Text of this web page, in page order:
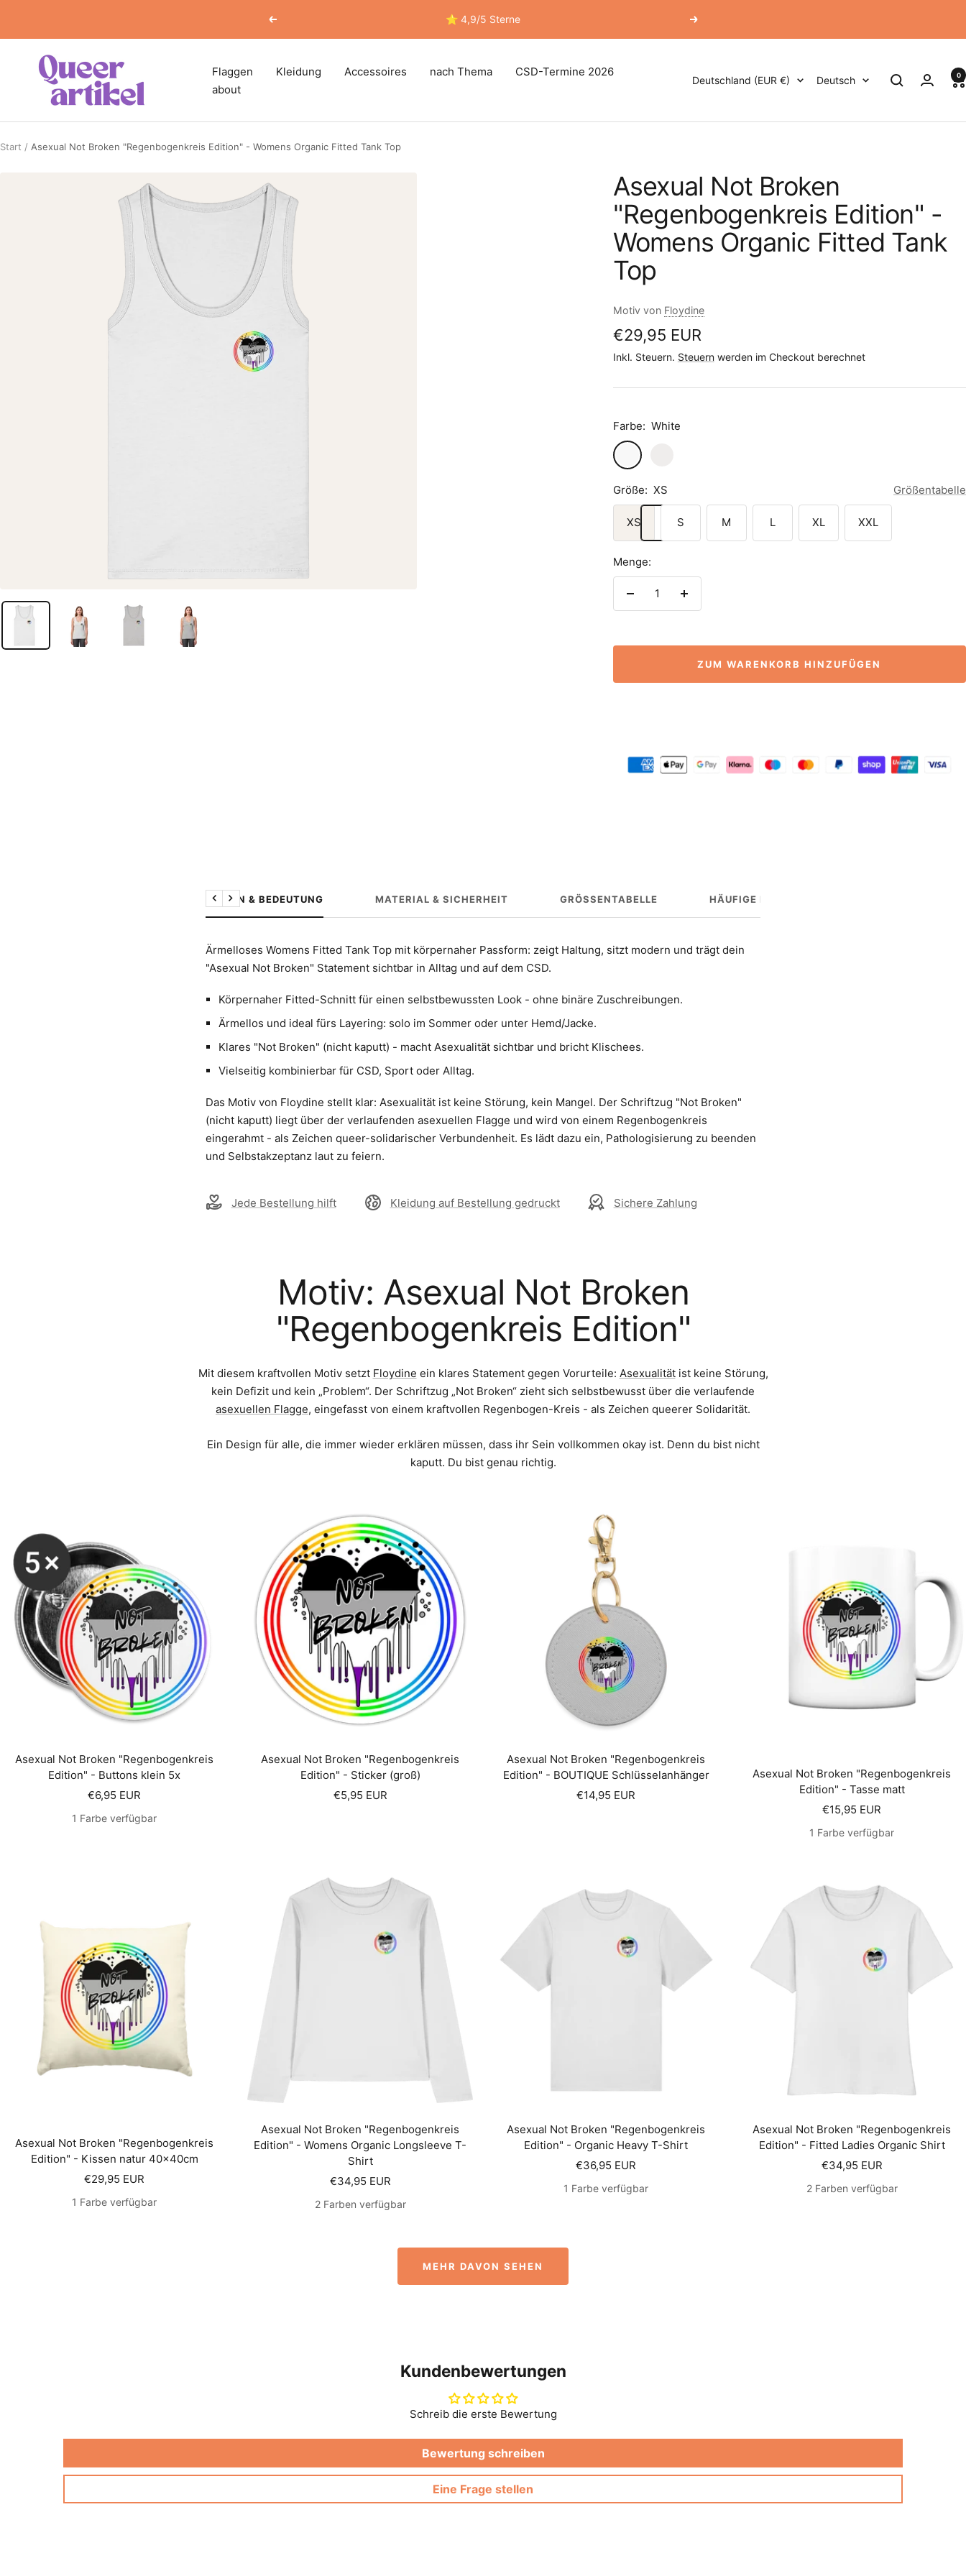
Zurück ⭐ 4,9/5 Sterne Weiter
Flaggen Kleidung Accessoires nach Thema
CSD-Termine 2026
about
Queerartikel
Land/Region
Deutschland (EUR €) Sprache
Deutsch 0
Start Asexual Not Broken "Regenbogenkreis Edition" - Womens Organic Fitted Tank Top
Asexual Not Broken
"Regenbogenkreis Edition" -
Womens Organic Fitted Tank
Top
Motiv von Floydine
Angebotspreis
€29,95 EUR
Inkl. Steuern. Steuernwerden im Checkout berechnet
Farbe: White
White
Grey
Größe: XS Größentabelle
XS S M L XL XXL
Menge:
Menge
Menge
ZUM WARENKORB HINZUFÜGEN
DESIGN & BEDEUTUNG MATERIAL & SICHERHEIT GRÖSSENTABELLE HÄUFIGE FRAGEN
ZurückWeiter
Ärmelloses Womens Fitted Tank Top mit körpernaher Passform: zeigt Haltung, sitzt modern und trägt dein
"Asexual Not Broken" Statement sichtbar in Alltag und auf dem CSD.
Körpernaher Fitted-Schnitt für einen selbstbewussten Look - ohne binäre Zuschreibungen.
Ärmellos und ideal fürs Layering: solo im Sommer oder unter Hemd/Jacke.
Klares "Not Broken" (nicht kaputt) - macht Asexualität sichtbar und bricht Klischees.
Vielseitig kombinierbar für CSD, Sport oder Alltag.
Das Motiv von Floydine stellt klar: Asexualität ist keine Störung, kein Mangel. Der Schriftzug "Not Broken"
(nicht kaputt) liegt über der verlaufenden asexuellen Flagge und wird von einem Regenbogenkreis
eingerahmt - als Zeichen queer-solidarischer Verbundenheit. Es lädt dazu ein, Pathologisierung zu beenden
und Selbstakzeptanz laut zu feiern.
Jede Bestellung hilft Kleidung auf Bestellung gedruckt Sichere Zahlung
Motiv: Asexual Not Broken
"Regenbogenkreis Edition"
Mit diesem kraftvollen Motiv setzt Floydine ein klares Statement gegen Vorurteile: Asexualitätist keine Störung,
kein Defizit und kein „Problem“. Der Schriftzug „Not Broken“ zieht sich selbstbewusst über die verlaufende
asexuellen Flagge, eingefasst von einem kraftvollen Regenbogen-Kreis - als Zeichen queerer Solidarität.
Ein Design für alle, die immer wieder erklären müssen, dass ihr Sein vollkommen okay ist. Denn du bist nicht
kaputt. Du bist genau richtig.
Asexual Not Broken "Regenbogenkreis
Edition" - Buttons klein 5x
Angebotspreis
€6,95 EUR
1 Farbe verfügbar
Asexual Not Broken "Regenbogenkreis
Edition" - Sticker (groß)
Angebotspreis
€5,95 EUR
Asexual Not Broken "Regenbogenkreis
Edition" - BOUTIQUE Schlüsselanhänger
Angebotspreis
€14,95 EUR
Asexual Not Broken "Regenbogenkreis
Edition" - Tasse matt
Angebotspreis
€15,95 EUR
1 Farbe verfügbar
Asexual Not Broken "Regenbogenkreis
Edition" - Kissen natur 40x40cm
Angebotspreis
€29,95 EUR
1 Farbe verfügbar
Asexual Not Broken "Regenbogenkreis
Edition" - Womens Organic Longsleeve T-
Shirt
Angebotspreis
€34,95 EUR
2 Farben verfügbar
Asexual Not Broken "Regenbogenkreis
Edition" - Organic Heavy T-Shirt
Angebotspreis
€36,95 EUR
1 Farbe verfügbar
Asexual Not Broken "Regenbogenkreis
Edition" - Fitted Ladies Organic Shirt
Angebotspreis
€34,95 EUR
2 Farben verfügbar
MEHR DAVON SEHEN
Kundenbewertungen
Schreib die erste Bewertung
Bewertung schreiben
Eine Frage stellen